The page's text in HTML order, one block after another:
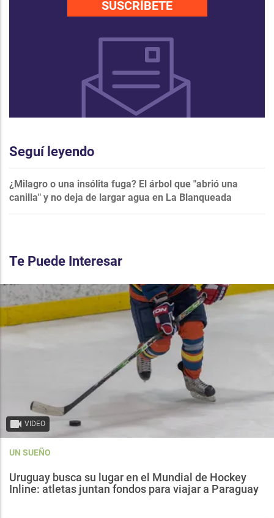
SUSCRÍBETE
Seguí leyendo
¿Milagro o una insólita fuga? El árbol que "abrió una
canilla" y no deja de largar agua en La Blanqueada
Te Puede Interesar
VIDEO
UN SUEÑO
Uruguay busca su lugar en el Mundial de Hockey
Inline: atletas juntan fondos para viajar a Paraguay